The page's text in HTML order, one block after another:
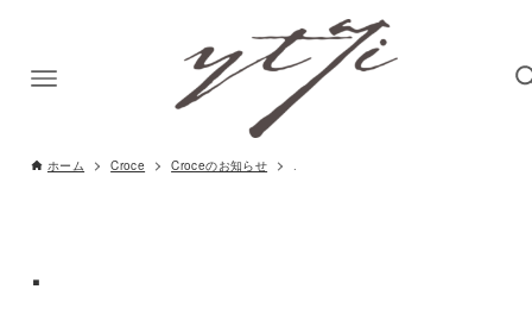
ホーム Croce Croceのお知らせ .
.